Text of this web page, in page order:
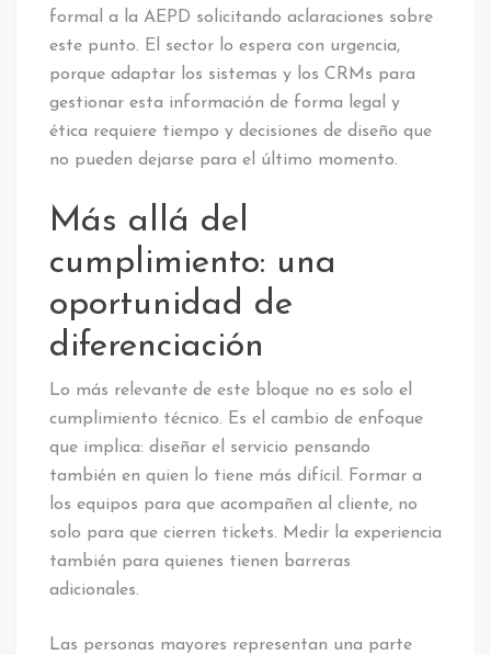
formal a la AEPD solicitando aclaraciones sobre
este punto. El sector lo espera con urgencia,
porque adaptar los sistemas y los CRMs para
gestionar esta información de forma legal y
ética requiere tiempo y decisiones de diseño que
no pueden dejarse para el último momento.
Más allá del
cumplimiento: una
oportunidad de
diferenciación
Lo más relevante de este bloque no es solo el
cumplimiento técnico. Es el cambio de enfoque
que implica: diseñar el servicio pensando
también en quien lo tiene más difícil. Formar a
los equipos para que acompañen al cliente, no
solo para que cierren tickets. Medir la experiencia
también para quienes tienen barreras
adicionales.
Las personas mayores representan una parte